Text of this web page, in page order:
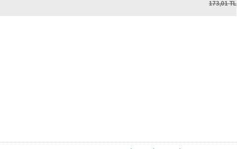
173,01 TL